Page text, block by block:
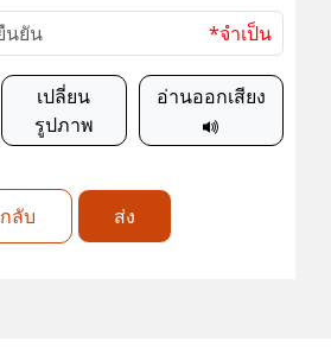
*จำเป็น
เปลี่ยน
รูปภาพ
อ่านออกเสียง
กลับ ส่ง